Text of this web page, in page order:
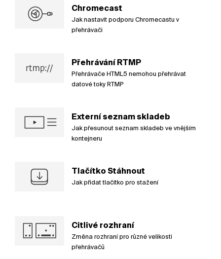
Chromecast
Jak nastavit podporu Chromecastu v
přehrávači
Přehrávání RTMP
Přehrávače HTML5 nemohou přehrávat
datové toky RTMP
Externí seznam skladeb
Jak přesunout seznam skladeb ve vnějším
kontejneru
Tlačítko Stáhnout
Jak přidat tlačítko pro stažení
Citlivé rozhraní
Změna rozhraní pro různé velikosti
přehrávačů